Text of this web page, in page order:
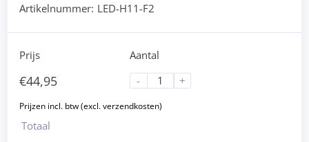
Artikelnummer: LED-H11-F2
Prijs
€44,95
Aantal
-
+
Totaal